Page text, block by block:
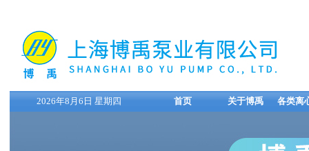
2026年8月6日 星期四 首页 关于博禹 各类离